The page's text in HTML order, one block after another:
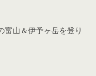
富山＆伊予ヶ岳を登り